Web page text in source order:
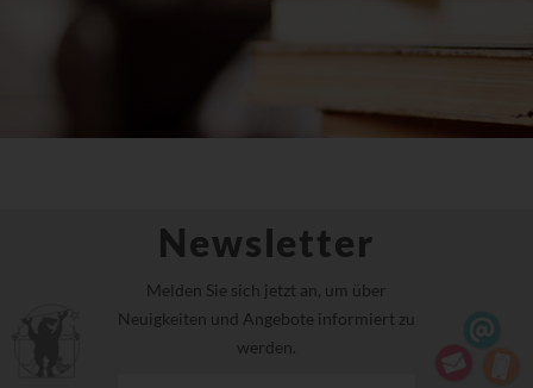
Newsletter
Melden Sie sich jetzt an, um über
Neuigkeiten und Angebote informiert zu
werden.